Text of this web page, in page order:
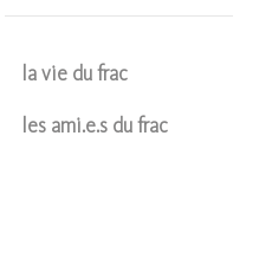
la vie du frac
les ami.e.s du frac